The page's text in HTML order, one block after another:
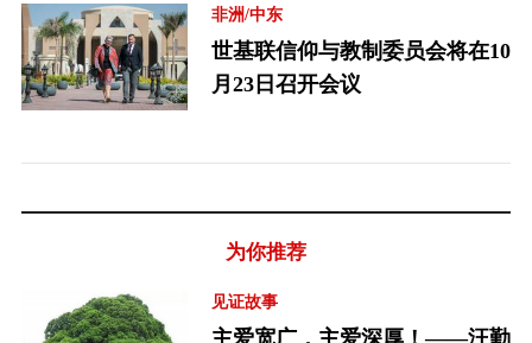
非洲/中东
世基联信仰与教制委员会将在10
月23日召开会议
为你推荐
见证故事
主爱宽广，主爱深厚！——汪勤